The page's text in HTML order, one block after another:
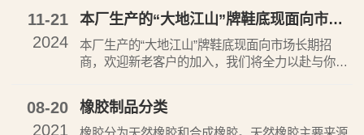
11-21
2024
本厂生产的“大地江山”牌鞋底现面向市场长期招商
本厂生产的“大地江山”牌鞋底现面向市场长期招
商，欢迎新老客户的加入，我们将全力以赴与你执
08-20
2021
橡胶制品分类